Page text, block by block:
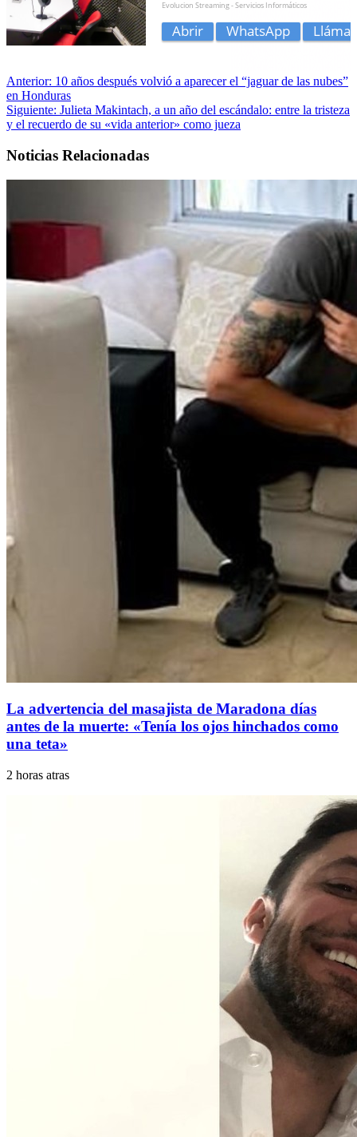
Anterior: 10 años después volvió a aparecer el “jaguar de las nubes”
en Honduras
Siguiente: Julieta Makintach, a un año del escándalo: entre la tristeza
y el recuerdo de su «vida anterior» como jueza
Noticias Relacionadas
La advertencia del masajista de Maradona días
antes de la muerte: «Tenía los ojos hinchados como
una teta»
2 horas atras